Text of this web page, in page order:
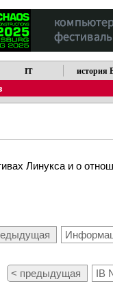
IT история
Линукса и о
< предыдущая IB